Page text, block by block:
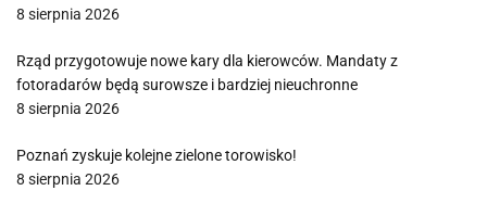
8 sierpnia 2026
Rząd przygotowuje nowe kary dla kierowców. Mandaty z
fotoradarów będą surowsze i bardziej nieuchronne
8 sierpnia 2026
Poznań zyskuje kolejne zielone torowisko!
8 sierpnia 2026